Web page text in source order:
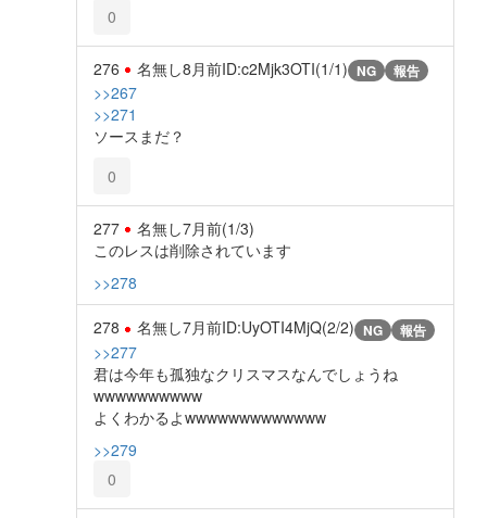
0
276 名無し8月前ID:c2Mjk3OTI(1/1) NG 報告
>>267
>>271
ソースまだ？
0
277 名無し7月前(1/3)
このレスは削除されています
>>278
278 名無し7月前ID:UyOTI4MjQ(2/2) NG 報告
>>277
君は今年も孤独なクリスマスなんでしょうね
wwwwwwwwww
よくわかるよwwwwwwwwwwwww
>>279
0